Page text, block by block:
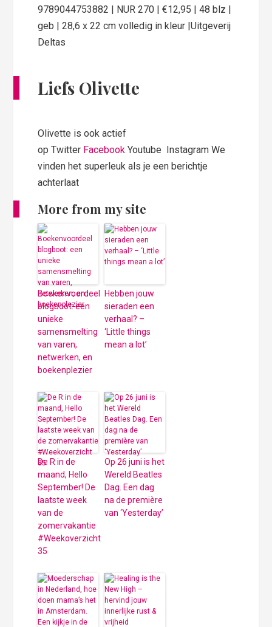
9789044753882 | NUR 270 | €12,95 | 48 blz |
geb | 28,6 x 22 cm volledig in kleur |Uitgeverij
Deltas
Liefs Olivette
Olivette is ook actief
op Twitter Facebook Youtube Instagram We
vinden het superleuk als je een berichtje
achterlaat
More from my site
Boekenvoordeel
blogboot: een
unieke
samensmelting
van varen,
netwerken, en
boekenplezier
Hebben jouw
sieraden een
verhaal? –
‘Little things
mean a lot’
De R in de
maand, Hello
September! De
laatste week
van de
zomervakantie
#Weekoverzicht
35
Op 26 juni is het
Wereld Beatles
Dag. Een dag
na de première
van ‘Yesterday’